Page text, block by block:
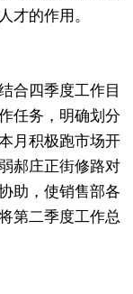
才的作用。
合四季度工作目
任务，明确划分
月积极跑市场开
郝庄正街修路对
助，使销售部各
第二季度工作总